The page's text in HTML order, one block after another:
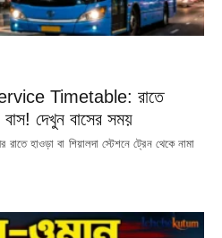
Timetable: রাতে
দেখুন বাসের সময়
হাওড়া বা শিয়ালদা স্টেশনে ট্রেন থেকে নামা